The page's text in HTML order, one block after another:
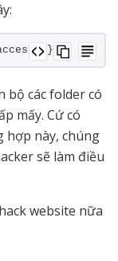
{} \;
bộ các folder có
mấy. Cứ có
hợp này, chúng
sẽ làm điều
website nữa